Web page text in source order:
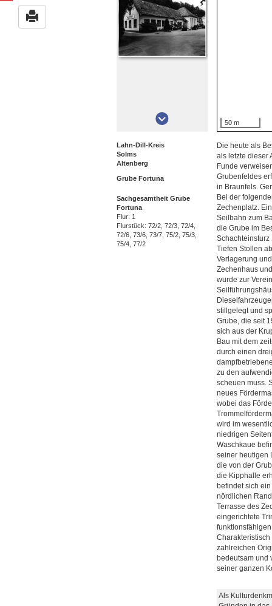
50 m
Lahn-Dill-Kreis
Solms
Altenberg
Grube Fortuna
Sachgesamtheit Grube
Fortuna
Flur: 1
Flurstück: 72/2, 72/3, 72/4,
72/6, 73/6, 73/7, 75/2, 75/3,
75/4, 77/2
Die heute als
als letzte dieser
Funde
Grubenfeldes
in Braunfels.
Bei der
Zechenplatz.
Seilbahn zum
die Grube im
Tiefen Stollen
Verlagerung
Zechenhaus
wurde zur
stillgelegt und
Grube, die seit
sich aus der
Bau mit dem
durch einen
zu den
scheuen muss.
neues
wobei das
wird im
niedrigen
Waschkaue
seiner heutigen
die von der
die Kipphalle
befindet sich
nördlichen
Terrasse des
eingerichtete
zahlreichen
bedeutsam und
seiner ganzen
Als